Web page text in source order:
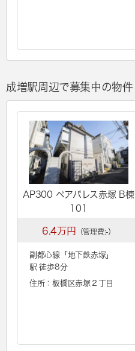
成増駅周辺で募集中の物件
AP300 ペアパレス赤塚 B棟
101
6.4万円 （管理費:-）
副都心線「 地下鉄赤塚」
駅 徒歩8分
住所：板橋区赤塚２丁目